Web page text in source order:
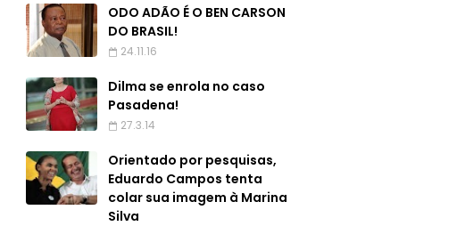
ODO ADÃO É O BEN CARSON
DO BRASIL!
24.11.16
Dilma se enrola no caso
Pasadena!
27.3.14
Orientado por pesquisas,
Eduardo Campos tenta
colar sua imagem à Marina
Silva